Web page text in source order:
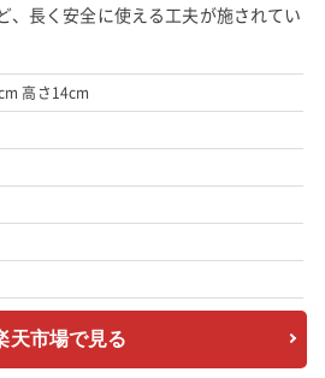
、長く安全に使える工夫が施されてい
高さ14cm
天市場で見る